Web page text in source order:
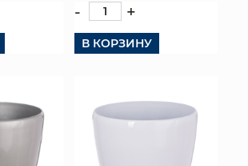
- +
В КОРЗИНУ